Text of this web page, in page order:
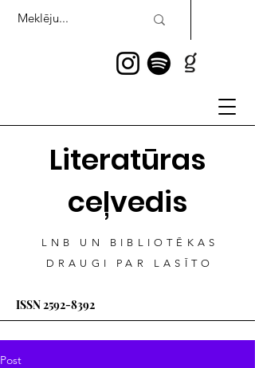
Literatūras
ceļvedis
LNB UN BIBLIOTĒKAS
DRAUGI PAR LASĪTO
ISSN2592-8392
Post